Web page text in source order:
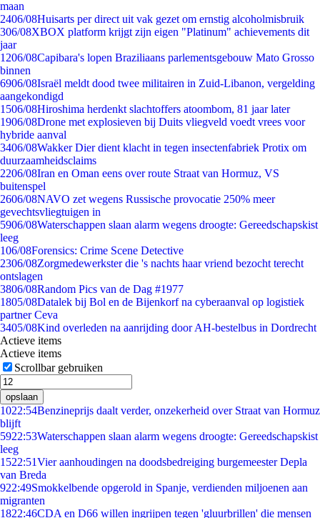
maan
2406/08Huisarts per direct uit vak gezet om ernstig alcoholmisbruik
306/08XBOX platform krijgt zijn eigen "Platinum" achievements dit
jaar
1206/08Capibara's lopen Braziliaans parlementsgebouw Mato Grosso
binnen
6906/08Israël meldt dood twee militairen in Zuid-Libanon, vergelding
aangekondigd
1506/08Hiroshima herdenkt slachtoffers atoombom, 81 jaar later
1906/08Drone met explosieven bij Duits vliegveld voedt vrees voor
hybride aanval
3406/08Wakker Dier dient klacht in tegen insectenfabriek Protix om
duurzaamheidsclaims
2206/08Iran en Oman eens over route Straat van Hormuz, VS
buitenspel
2606/08NAVO zet wegens Russische provocatie 250% meer
gevechtsvliegtuigen in
5906/08Waterschappen slaan alarm wegens droogte: Gereedschapskist
leeg
106/08Forensics: Crime Scene Detective
2306/08Zorgmedewerkster die 's nachts haar vriend bezocht terecht
ontslagen
3806/08Random Pics van de Dag #1977
1805/08Datalek bij Bol en de Bijenkorf na cyberaanval op logistiek
partner Ceva
3405/08Kind overleden na aanrijding door AH-bestelbus in Dordrecht
Actieve items
Actieve items
Scrollbar gebruiken
opslaan
1022:54Benzineprijs daalt verder, onzekerheid over Straat van Hormuz
blijft
5922:53Waterschappen slaan alarm wegens droogte: Gereedschapskist
leeg
1522:51Vier aanhoudingen na doodsbedreiging burgemeester Depla
van Breda
922:49Smokkelbende opgerold in Spanje, verdienden miljoenen aan
migranten
1822:46CDA en D66 willen ingrijpen tegen 'gluurbrillen' die mensen